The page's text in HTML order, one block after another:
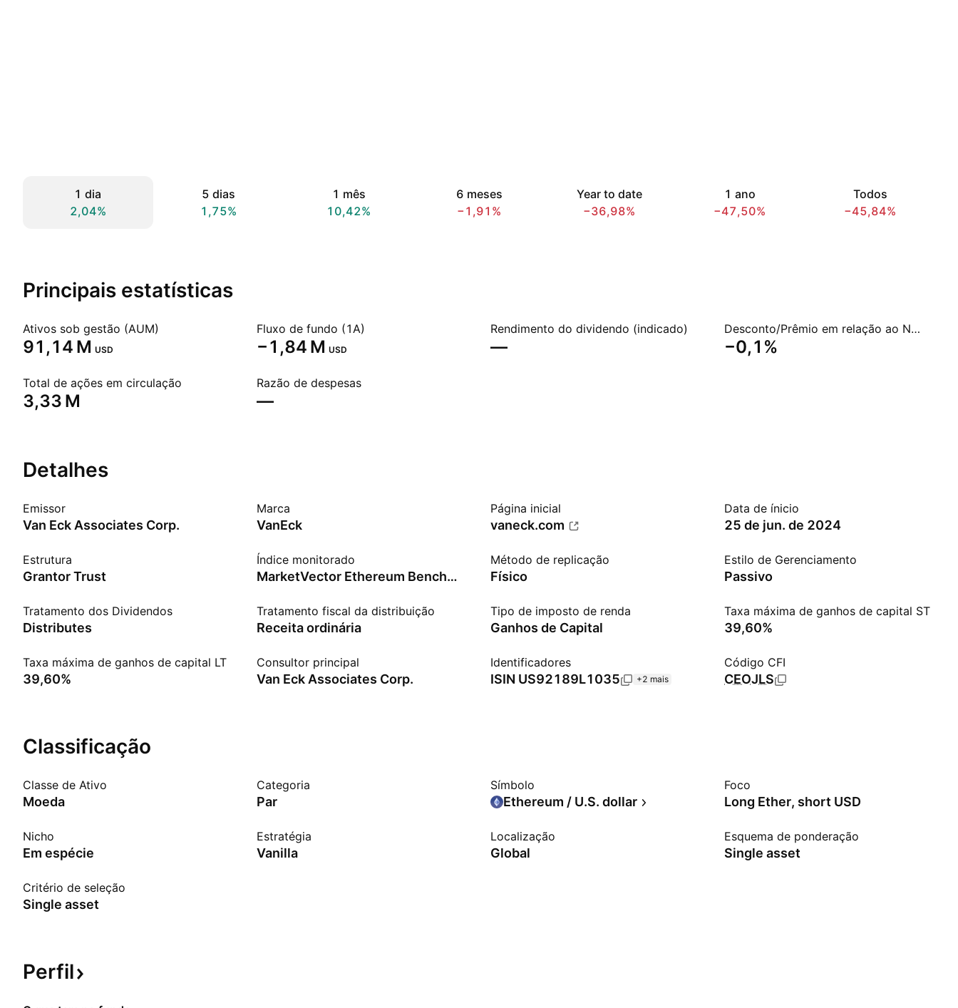
1 dia
2,04%
5 dias
1,75%
1 mês
10,42%
6 meses
−1,91%
Year to date
−36,98%
1 ano
−47,50%
Todos
−45,84%
Principais estatísticas
Ativos sob gestão (AUM)
‪91,14 M‬ USD
Fluxo de fundo (1A)
‪−1,84 M‬ USD
Rendimento do dividendo (indicado)
—
Desconto/Prêmio em relação ao NAV
−0,1%
Total de ações em circulação
‪3,33 M‬
Razão de despesas
—
Detalhes
Emissor
Van Eck Associates Corp.
Marca
VanEck
Página inicial
vaneck.com
Data de ínicio
25 de jun. de 2024
Estrutura
Grantor Trust
Índice monitorado
MarketVector Ethereum Benchmark Rate Index - Benchmark TR Net
Método de replicação
Físico
Estilo de Gerenciamento
Passivo
Tratamento dos Dividendos
Distributes
Tratamento fiscal da distribuição
Receita ordinária
Tipo de imposto de renda
Ganhos de Capital
Taxa máxima de ganhos de capital ST
39,60%
Taxa máxima de ganhos de capital LT
39,60%
Consultor principal
Van Eck Associates Corp.
Identificadores
ISIN US92189L1035 +2 mais
Código CFI
CEOJLS
Classificação
Classe de Ativo
Moeda
Categoria
Par
Símbolo
Ethereum / U.S. dollar
Foco
Long Ether, short USD
Nicho
Em espécie
Estratégia
Vanilla
Localização
Global
Esquema de ponderação
Single asset
Critério de seleção
Single asset
Perfil